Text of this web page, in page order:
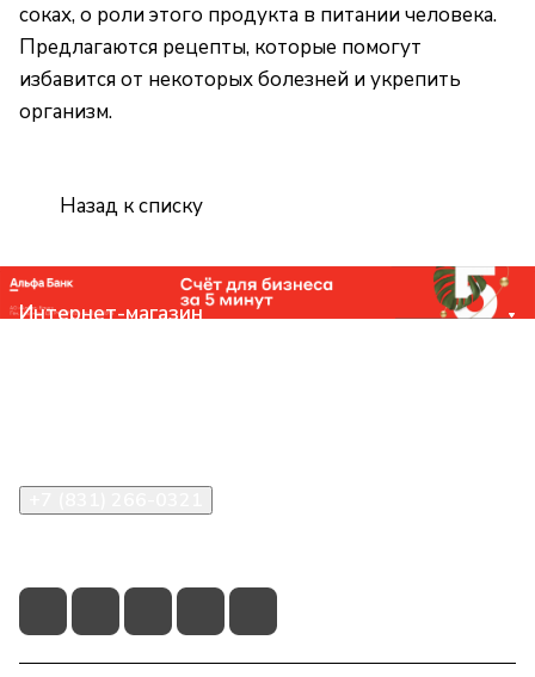
соках, о роли этого продукта в питании человека.
Предлагаются рецепты, которые помогут
избавится от некоторых болезней и укрепить
организм.
Назад к списку
Интернет-магазин